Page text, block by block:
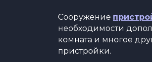
Сооружение
необходимости
комната и многое
пристройки.